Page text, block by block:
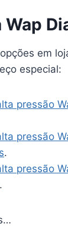
Wap
em
especial:
pressão
pressão
.
pressão
.